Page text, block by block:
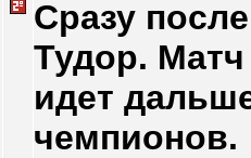
Сразу
Тудор.
идет
чемпионов.